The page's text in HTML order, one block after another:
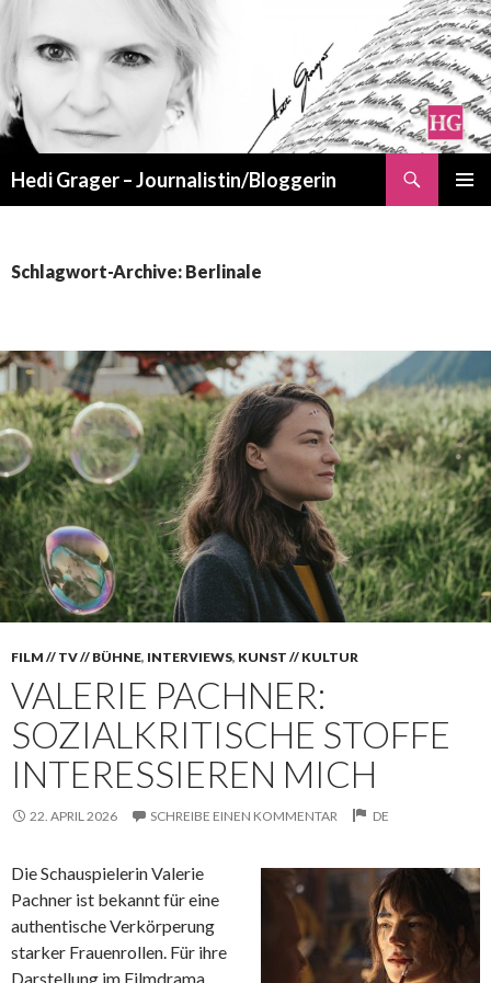
Hedi Grager – Journalistin/Bloggerin
Schlagwort-Archive: Berlinale
FILM // TV // BÜHNE, INTERVIEWS, KUNST // KULTUR
VALERIE PACHNER:
SOZIALKRITISCHE STOFFE
INTERESSIEREN MICH
22. APRIL 2026 SCHREIBE EINEN KOMMENTAR DE
Die Schauspielerin Valerie
Pachner ist bekannt für eine
authentische Verkörperung
starker Frauenrollen. Für ihre
Darstellung im Filmdrama